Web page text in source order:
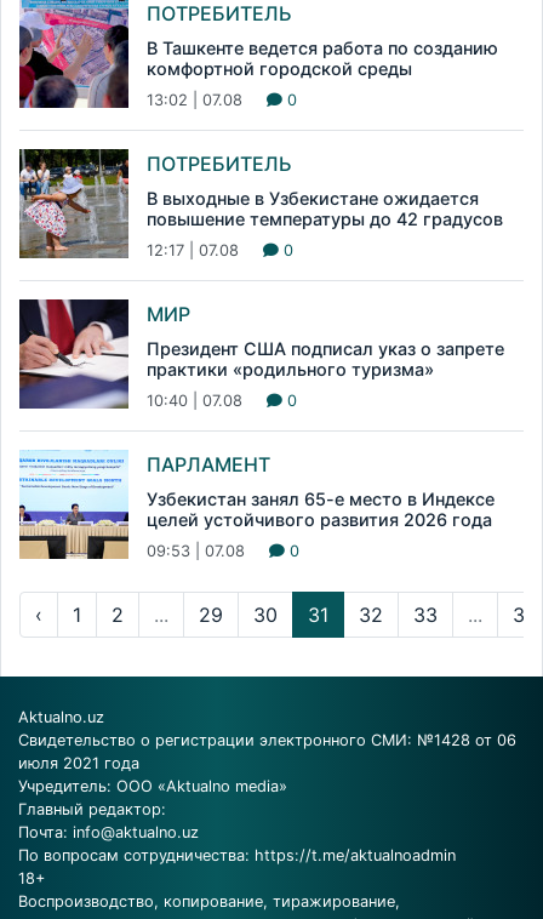
ПОТРЕБИТЕЛЬ
В Ташкенте ведется работа по созданию
комфортной городской среды
13:02 | 07.08 0
ПОТРЕБИТЕЛЬ
В выходные в Узбекистане ожидается
повышение температуры до 42 градусов
12:17 | 07.08 0
МИР
Президент США подписал указ о запрете
практики «родильного туризма»
10:40 | 07.08 0
ПАРЛАМЕНТ
Узбекистан занял 65-е место в Индексе
целей устойчивого развития 2026 года
09:53 | 07.08 0
‹ 1 2 ... 29 30 31 32 33 ...
Aktualno.uz
Свидетельство о регистрации электронного СМИ: №1428 от 06
июля 2021 года
Учредитель: ООО «Aktualno media»
Главный редактор:
Почта: info@aktualno.uz
По вопросам сотрудничества: https://t.me/aktualnoadmin
18+
Воспроизводство, копирование, тиражирование,